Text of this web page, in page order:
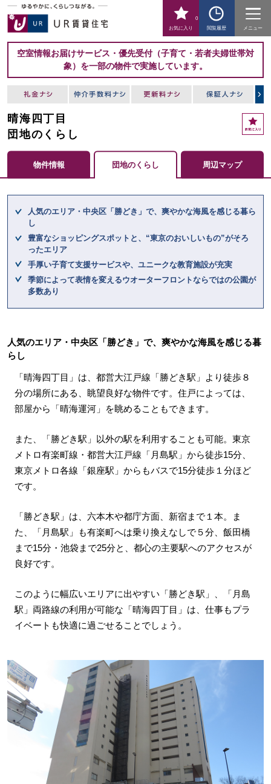
お気に入り
0
閲覧履歴
メニュー
空室情報お届けサービス・優先受付（子育て・若者夫婦世帯対
象）を一部の物件で実施しています。
晴海四丁目
団地のくらし
お
気
入
り
物件情報 団地のくらし 周辺マップ
人気のエリア・中央区「勝どき」で、爽やかな海風を感じる暮ら
し
豊富なショッピングスポットと、“東京のおいしいもの”がそろ
ったエリア
手厚い子育て支援サービスや、ユニークな教育施設が充実
季節によって表情を変えるウオーターフロントならではの公園が
多数あり
人気のエリア・中央区「勝どき」で、爽やかな海風を感じる暮
らし
「晴海四丁目」は、都営大江戸線「勝どき駅」より徒歩８
分の場所にある、眺望良好な物件です。住戸によっては、
部屋から「晴海運河」を眺めることもできます。
また、「勝どき駅」以外の駅を利用することも可能。東京
メトロ有楽町線・都営大江戸線「月島駅」から徒歩15分、
東京メトロ各線「銀座駅」からもバスで15分徒歩１分ほど
です。
「勝どき駅」は、六本木や都庁方面、新宿まで１本。ま
た、「月島駅」も有楽町へは乗り換えなしで５分、飯田橋
まで15分・池袋まで25分と、都心の主要駅へのアクセスが
良好です。
このように幅広いエリアに出やすい「勝どき駅」、「月島
駅」両路線の利用が可能な「晴海四丁目」は、仕事もプラ
イベートも快適に過ごせることでしょう。